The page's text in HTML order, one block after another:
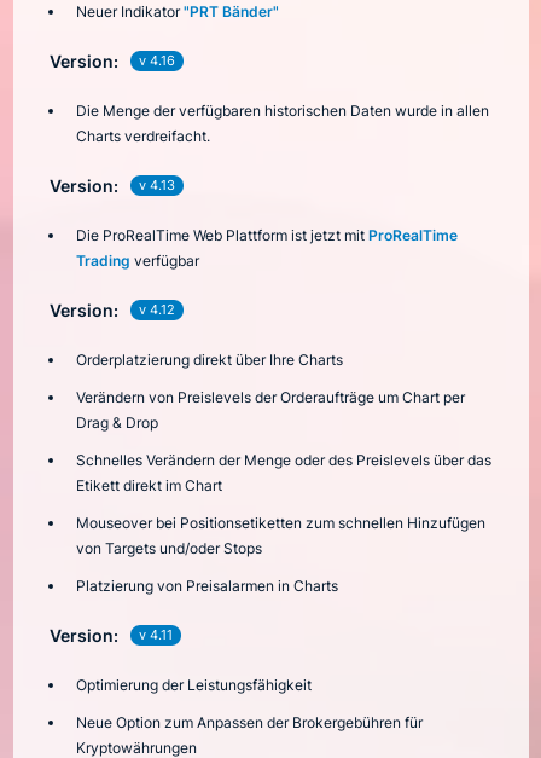
Neuer Indikator"PRT Bänder"
Version: v 4.16
Die Menge der verfügbaren historischen Daten wurde in allen
Charts verdreifacht.
Version: v 4.13
Die ProRealTime Web Plattform ist jetzt mit ProRealTime
Trading verfügbar
Version: v 4.12
Orderplatzierung direkt über Ihre Charts
Verändern von Preislevels der Orderaufträge um Chart per
Drag & Drop
Schnelles Verändern der Menge oder des Preislevels über das
Etikett direkt im Chart
Mouseover bei Positionsetiketten zum schnellen Hinzufügen
von Targets und/oder Stops
Platzierung von Preisalarmen in Charts
Version: v 4.11
Optimierung der Leistungsfähigkeit
Neue Option zum Anpassen der Brokergebühren für
Kryptowährungen